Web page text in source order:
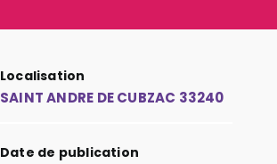
Localisation
SAINT ANDRE DE CUBZAC 33240
Date de publication